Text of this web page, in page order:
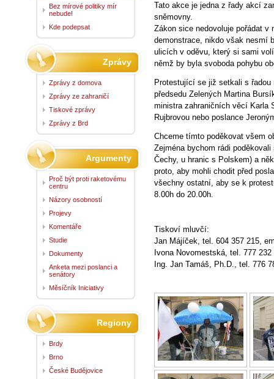
Tato akce je jedna z řady akcí
sněmovny.
Zákon sice nedovoluje pořádat
demonstrace, nikdo však nesmí
ulicích v oděvu, který si sami
němž by byla svoboda pohybu
Protestující se již setkali s
předsedu Zelených Martina
ministra zahraničních věcí Karla
Rujbrovou nebo poslance
Chceme tímto poděkovat všem
Zejména bychom rádi
Čechy, u hranic s Polskem) a
proto, aby mohli chodit před
všechny ostatní, aby se k
8.00h do 20.00h.
Tiskoví mluvčí:
Jan Májíček, tel. 604 357 215,
Ivona Novomestská, tel. 777
Ing. Jan Tamáš, Ph.D., tel. 776
Bez mírové politiky mír
nebude!
Kde podepsat
Zprávy
Zprávy z domova
Zprávy ze zahraničí
Tiskové zprávy
Zprávy z Brd
Argumenty
Proč být proti raketovému
centru
Názory osobností
Projevy
Komentáře
Studie
Dokumenty
Anketa mezi poslanci a
senátory
Měsíčník Iniciativy
Regiony
Brdy
Brno
České Budějovice